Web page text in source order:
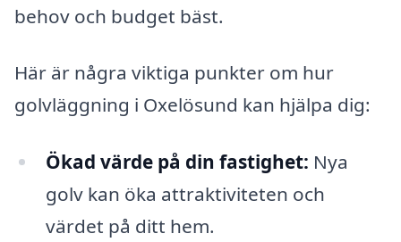
behov och budget bäst.
Här är några viktiga punkter om hur
golvläggning i Oxelösund kan hjälpa dig:
Ökad värde på din fastighet: Nya
golv kan öka attraktiviteten och
värdet på ditt hem.